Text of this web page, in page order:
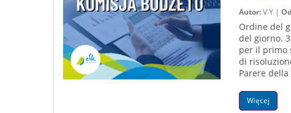
Autor:V.Y | Od
Ordine del
del giorno.
per il primo
di
Parere
Więcej